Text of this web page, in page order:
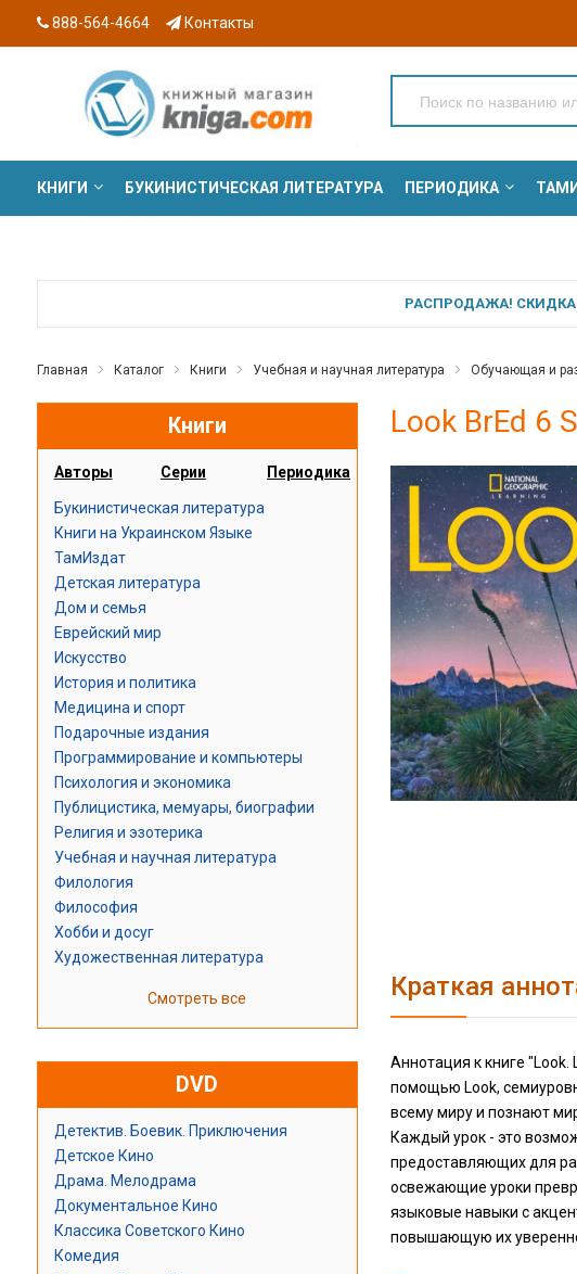
888-564-4664 Контакты
КНИГИ БУКИНИСТИЧЕСКАЯ ЛИТЕРАТУРА ПЕРИОДИКА
РАСПРОДАЖА! СКИДКА
Главная Каталог Книги Учебная и научная литература Обучающая и
Книги
Авторы Серии Периодика
Букинистическая литература
Книги на Украинском Языке
ТамИздат
Детская литература
Дом и семья
Еврейский мир
Искусство
История и политика
Медицина и спорт
Подарочные издания
Программирование и компьютеры
Психология и экономика
Публицистика, мемуары, биографии
Религия и эзотерика
Учебная и научная литература
Филология
Философия
Хобби и досуг
Художественная литература
Смотреть все
DVD
Детектив. Боевик. Приключения
Детское Кино
Драма. Мелодрама
Документальное Кино
Классика Советского Кино
Комедия
Look BrEd 6
Краткая
Аннотация к книге
помощью Look,
всему миру и познают
Каждый урок - это
предоставляющих для
освежающие уроки
языковые навыки с
повышающую их